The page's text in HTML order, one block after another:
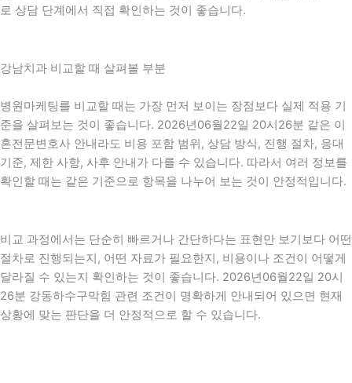
로 상담 단계에서 직접 확인하는 것이 좋습니다.
강남치과 비교할 때 살펴볼 부분
병원마케팅를 비교할 때는 가장 먼저 보이는 장점보다 실제 적용 기
준을 살펴보는 것이 좋습니다. 2026년06월22일 20시26분 같은 이
혼전문변호사 안내라도 비용 포함 범위, 상담 방식, 진행 절차, 응대
기준, 제한 사항, 사후 안내가 다를 수 있습니다. 따라서 여러 정보를
확인할 때는 같은 기준으로 항목을 나누어 보는 것이 안정적입니다.
비교 과정에서는 단순히 빠르거나 간단하다는 표현만 보기보다 어떤
절차로 진행되는지, 어떤 자료가 필요한지, 비용이나 조건이 어떻게
달라질 수 있는지 확인하는 것이 좋습니다. 2026년06월22일 20시
26분 강동하수구막힘 관련 조건이 명확하게 안내되어 있으면 현재
상황에 맞는 판단을 더 안정적으로 할 수 있습니다.